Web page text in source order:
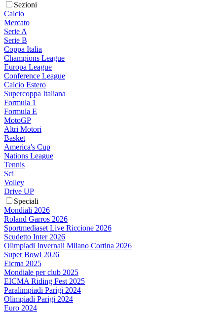
Sezioni
Calcio
Mercato
Serie A
Serie B
Coppa Italia
Champions League
Europa League
Conference League
Calcio Estero
Supercoppa Italiana
Formula 1
Formula E
MotoGP
Altri Motori
Basket
America's Cup
Nations League
Tennis
Sci
Volley
Drive UP
Speciali
Mondiali 2026
Roland Garros 2026
Sportmediaset Live Riccione 2026
Scudetto Inter 2026
Olimpiadi Invernali Milano Cortina 2026
Super Bowl 2026
Eicma 2025
Mondiale per club 2025
EICMA Riding Fest 2025
Paralimpiadi Parigi 2024
Olimpiadi Parigi 2024
Euro 2024